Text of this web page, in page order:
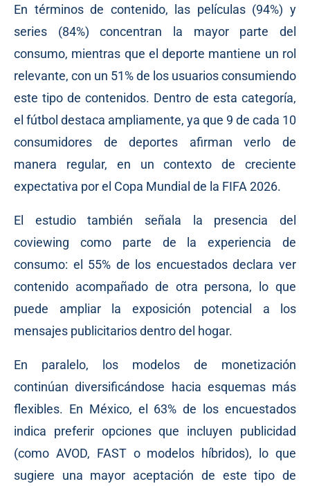
En términos de contenido, las películas (94%) y
series (84%) concentran la mayor parte del
consumo, mientras que el deporte mantiene un rol
relevante, con un 51% de los usuarios consumiendo
este tipo de contenidos. Dentro de esta categoría,
el fútbol destaca ampliamente, ya que 9 de cada 10
consumidores de deportes afirman verlo de
manera regular, en un contexto de creciente
expectativa por el Copa Mundial de la FIFA 2026.
El estudio también señala la presencia del
coviewing como parte de la experiencia de
consumo: el 55% de los encuestados declara ver
contenido acompañado de otra persona, lo que
puede ampliar la exposición potencial a los
mensajes publicitarios dentro del hogar.
En paralelo, los modelos de monetización
continúan diversificándose hacia esquemas más
flexibles. En México, el 63% de los encuestados
indica preferir opciones que incluyen publicidad
(como AVOD, FAST o modelos híbridos), lo que
sugiere una mayor aceptación de este tipo de